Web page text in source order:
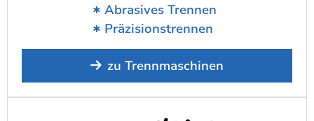
Abrasives Trennen
Präzisionstrennen
zu Trennmaschinen